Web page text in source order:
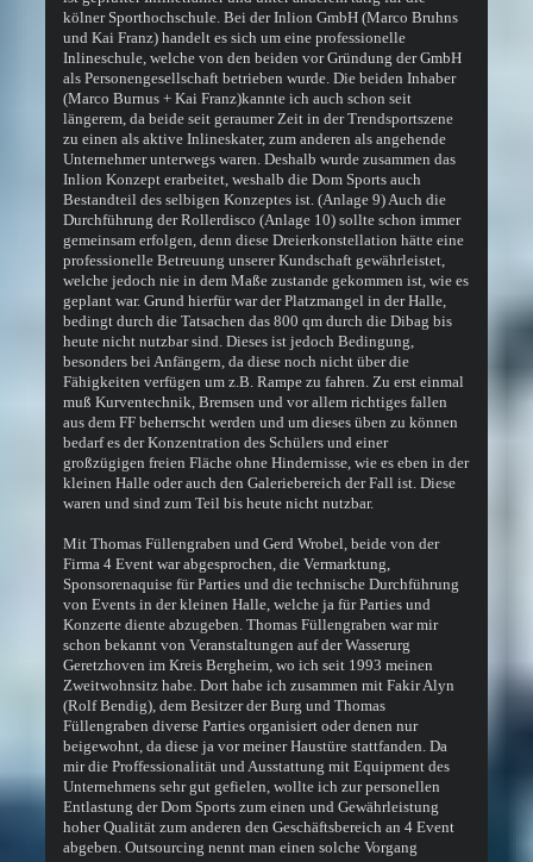
kölner Sporthochschule. Bei der Inlion GmbH (Marco Bruhns
und Kai Franz) handelt es sich um eine professionelle
Inlineschule, welche von den beiden vor Gründung der GmbH
als Personengesellschaft betrieben wurde. Die beiden Inhaber
(Marco Burnus + Kai Franz)kannte ich auch schon seit
längerem, da beide seit geraumer Zeit in der Trendsportszene
zu einen als aktive Inlineskater, zum anderen als angehende
Unternehmer unterwegs waren. Deshalb wurde zusammen das
Inlion Konzept erarbeitet, weshalb die Dom Sports auch
Bestandteil des selbigen Konzeptes ist. (Anlage 9) Auch die
Durchführung der Rollerdisco (Anlage 10) sollte schon immer
gemeinsam erfolgen, denn diese Dreierkonstellation hätte eine
professionelle Betreuung unserer Kundschaft gewährleistet,
welche jedoch nie in dem Maße zustande gekommen ist, wie es
geplant war. Grund hierfür war der Platzmangel in der Halle,
bedingt durch die Tatsachen das 800 qm durch die Dibag bis
heute nicht nutzbar sind. Dieses ist jedoch Bedingung,
besonders bei Anfängern, da diese noch nicht über die
Fähigkeiten verfügen um z.B. Rampe zu fahren. Zu erst einmal
muß Kurventechnik, Bremsen und vor allem richtiges fallen
aus dem FF beherrscht werden und um dieses üben zu können
bedarf es der Konzentration des Schülers und einer
großzügigen freien Fläche ohne Hindernisse, wie es eben in der
kleinen Halle oder auch den Galeriebereich der Fall ist. Diese
waren und sind zum Teil bis heute nicht nutzbar.
Mit Thomas Füllengraben und Gerd Wrobel, beide von der
Firma 4 Event war abgesprochen, die Vermarktung,
Sponsorenaquise für Parties und die technische Durchführung
von Events in der kleinen Halle, welche ja für Parties und
Konzerte diente abzugeben. Thomas Füllengraben war mir
schon bekannt von Veranstaltungen auf der Wasserurg
Geretzhoven im Kreis Bergheim, wo ich seit 1993 meinen
Zweitwohnsitz habe. Dort habe ich zusammen mit Fakir Alyn
(Rolf Bendig), dem Besitzer der Burg und Thomas
Füllengraben diverse Parties organisiert oder denen nur
beigewohnt, da diese ja vor meiner Haustüre stattfanden. Da
mir die Proffessionalität und Ausstattung mit Equipment des
Unternehmens sehr gut gefielen, wollte ich zur personellen
Entlastung der Dom Sports zum einen und Gewährleistung
hoher Qualität zum anderen den Geschäftsbereich an 4 Event
abgeben. Outsourcing nennt man einen solche Vorgang